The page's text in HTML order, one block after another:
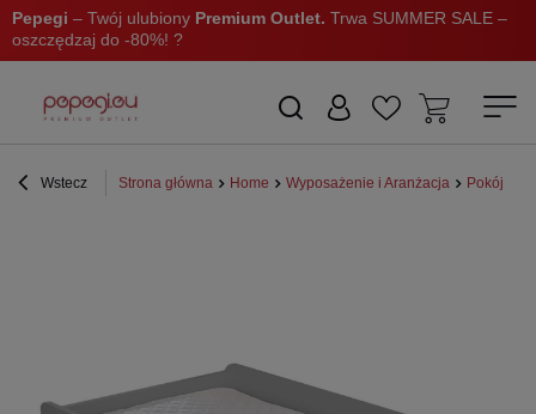
Pepegi – Twój ulubiony Premium Outlet. Trwa SUMMER SALE –
oszczędzaj do -80%! ?
Wstecz Strona główna Home Wyposażenie i Aranżacja Pokój